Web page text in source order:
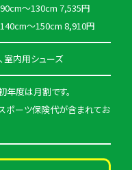
～130cm 7,535円
～150cm 8,910円
室内用シューズ
年度は月割です。
ポーツ保険代が含まれてお